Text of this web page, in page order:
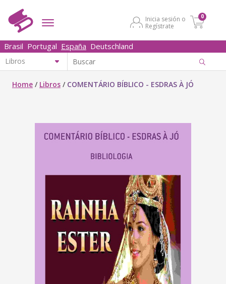
Inicia sesión o
Regístrate
0
Brasil Portugal España Deutschland
Home / Libros / COMENTÁRIO BÍBLICO - ESDRAS À JÓ